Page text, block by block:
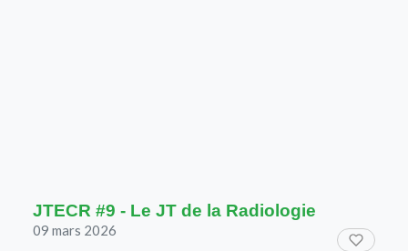
JTECR #9 - Le JT de la Radiologie
09 mars 2026